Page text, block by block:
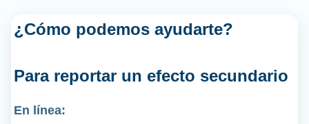
¿Cómo podemos ayudarte?
Para reportar un efecto secundario
En línea: